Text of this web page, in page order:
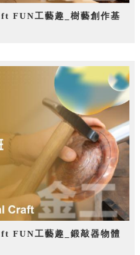
FUN工藝趣_樹藝創作基
FUN工藝趣_鍛敲器物體